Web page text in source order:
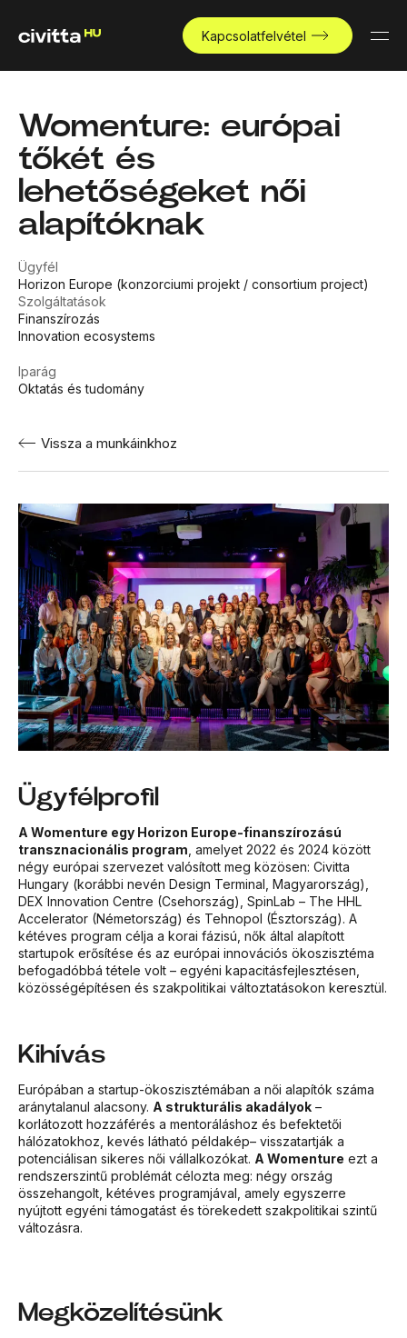
Kapcsolatfelvétel
Womenture: európai
tőkét és
lehetőségeket női
alapítóknak
Ügyfél
Horizon Europe (konzorciumi projekt / consortium project)
Szolgáltatások
Finanszírozás
Innovation ecosystems
Iparág
Oktatás és tudomány
Vissza a munkáinkhoz
Ügyfélprofil
A Womenture egy Horizon Europe-finanszírozású
transznacionális program , amelyet 2022 és 2024 között
négy európai szervezet valósított meg közösen: Civitta
Hungary (korábbi nevén Design Terminal, Magyarország),
DEX Innovation Centre (Csehország), SpinLab – The HHL
Accelerator (Németország) és Tehnopol (Észtország). A
kétéves program célja a korai fázisú, nők által alapított
startupok erősítése és az európai innovációs ökoszisztéma
befogadóbbá tétele volt – egyéni kapacitásfejlesztésen,
közösségépítésen és szakpolitikai változtatásokon keresztül.
Kihívás
Európában a startup-ökoszisztémában a női alapítók száma
aránytalanul alacsony. A strukturális akadályok –
korlátozott hozzáférés a mentoráláshoz és befektetői
hálózatokhoz, kevés látható példakép– visszatartják a
potenciálisan sikeres női vállalkozókat. A Womenture ezt a
rendszerszintű problémát célozta meg: négy ország
összehangolt, kétéves programjával, amely egyszerre
nyújtott egyéni támogatást és törekedett szakpolitikai szintű
változásra.
Megközelítésünk